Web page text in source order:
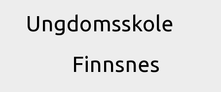
Ungdomsskole
Finnsnes